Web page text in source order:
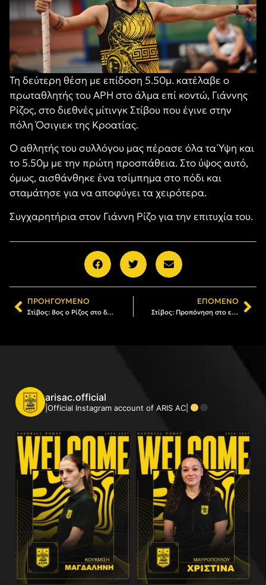
Τη δεύτερη θέση με επίδοση 5.50μ. κατέλαβε ο
πρωταθλητής του ΑΡΗ στο άλμα επί κοντώ, Γιάννης
Ρίζος, στο διεθνές μίτινγκ Στίβου που έγινε στην
πόλη Όσιγιεκ της Κροατίας.
Ο αθλητής του συλλόγου μας πέρασε όλα τα Ύψη και
το 5.50μ με την πρώτη προσπάθεια. Στο ύψος αυτό,
όμως, αισθάνθηκε ένα τσίμπημα στο πόδι και
σταμάτησε για να αποφύγει τα χειρότερα.
Συγχαρητήρια στον Γιάννη Ρίζο για την επιτυχία του.
ΠΡΟΗΓΟΎΜΕΝΟ
Στίβος: 8ος ο Ρίζος στο διεθνές μίτινγκ της Γαλλίας
ΕΠΌΜΕΝΟ
Στίβος: Προπόνηση στο επί κοντώ με Νίκο Βαρσάμη (pics)
arisac.official
|Official Instagram account of ARIS AC|